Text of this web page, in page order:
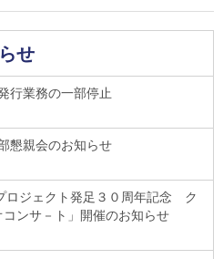
せ
行業務の一部停止
懇親会のお知らせ
ロジェクト発足３０周年記念 ク
ンサ－ト」開催のお知らせ